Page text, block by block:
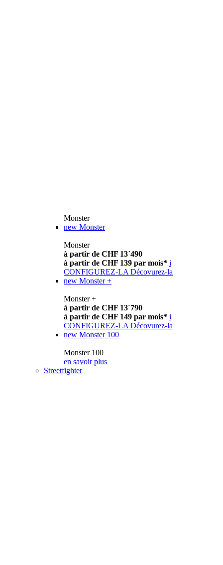
Monster
new Monster
Monster
à partir de CHF 13´490
à partir de CHF 139 par mois* i
CONFIGUREZ-LA Décovurez-la
new Monster +
Monster +
à partir de CHF 13´790
à partir de CHF 149 par mois* i
CONFIGUREZ-LA Décovurez-la
new Monster 100
Monster 100
en savoir plus
Streetfighter